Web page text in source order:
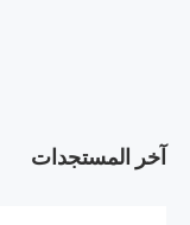
آخر المستجدات